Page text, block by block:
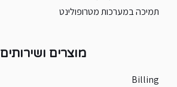
תמיכה במערכות מטרופולינט
מוצרים ושירותים
Billing